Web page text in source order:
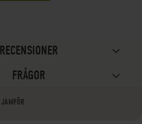
RECENSIONER
FRÅGOR
JÄMFÖR